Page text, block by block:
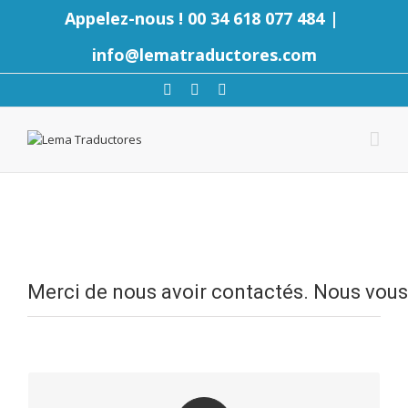
Appelez-nous ! 00 34 618 077 484 |
info@lematraductores.com
Merci de nous avoir contactés. Nous